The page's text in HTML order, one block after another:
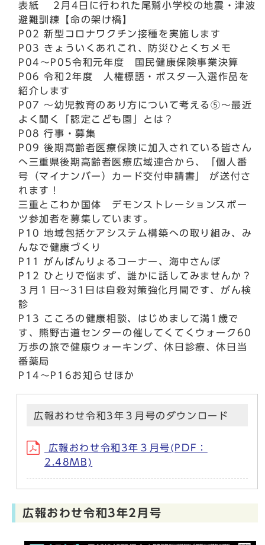
表紙 2月4日に行われた尾鷲小学校の地震・津波
避難訓練【命の架け橋】
P02 新型コロナワクチン接種を実施します
P03 きょういくあれこれ、防災ひとくちメモ
P04～P05令和元年度 国民健康保険事業決算
P06 令和2年度 人権標語・ポスター入選作品を
紹介します
P07 ～幼児教育のあり方について考える⑤～最近
よく聞く「認定こども園」とは？
P08 行事・募集
P09 後期高齢者医療保険に加入されている皆さん
へ三重県後期高齢者医療広域連合から、「個人番
号（マイナンバー）カード交付申請書」 が送付さ
れます！
三重とこわか国体 デモンストレーションスポー
ツ参加者を募集しています。
P10 地域包括ケアシステム構築への取り組み、み
んなで健康づくり
P11 がんばんりょるコーナー、海中さんぽ
P12 ひとりで悩まず、誰かに話してみませんか？
３月１日～31日は自殺対策強化月間です、がん検
診
P13 こころの健康相談、はじめまして満1歳で
す、熊野古道センターの催してくてくウォーク60
万歩の旅で健康ウォーキング、休日診療、休日当
番薬局
P14～P16お知らせほか
広報おわせ令和3年３月号のダウンロード
広報おわせ令和3年３月号(PDF：
2.48MB)
広報おわせ令和3年2月号